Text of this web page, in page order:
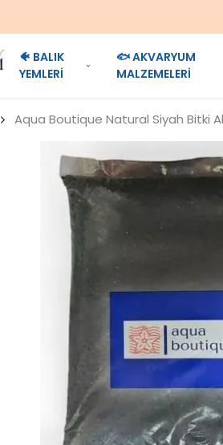
🐠 BALIK
YEMLERİ
🐟 AKVARYUM
MALZEMELERİ
Aqua Boutique Natural Siyah Bitki